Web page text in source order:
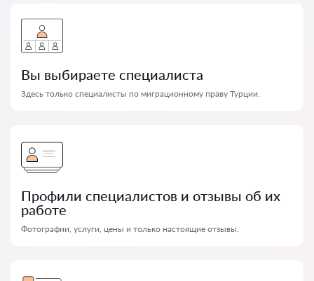
Вы выбираете специалиста
Здесь только специалисты по миграционному праву Турции.
Профили специалистов и отзывы об их
работе
Фотографии, услуги, цены и только настоящие отзывы.